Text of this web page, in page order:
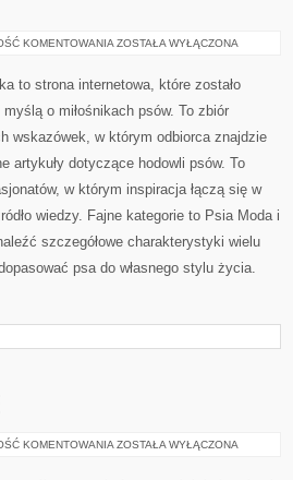
KOMENTOWANIA ŻYWIENIE
ZOSTAŁA WYŁĄCZONA
to strona internetowa, które zostało
o miłośnikach psów. To zbiór
wskazówek, w którym odbiorca znajdzie
artykuły dotyczące hodowli psów. To
w którym inspiracja łączą się w
wiedzy. Fajne kategorie to Psia Moda i
szczegółowe charakterystyki wielu
psa do własnego stylu życia.
KOMENTOWANIA TRENDY
ZOSTAŁA WYŁĄCZONA